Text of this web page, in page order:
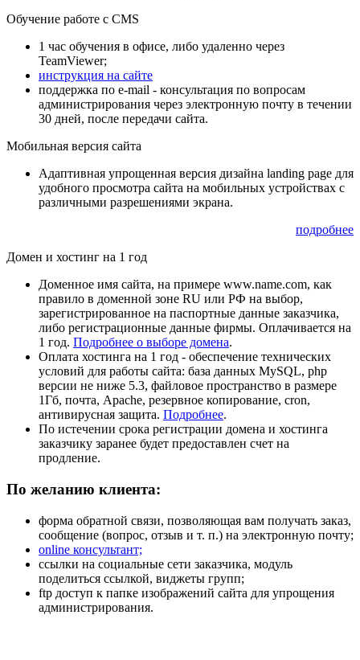
Обучение работе с CMS
1 час обучения в офисе, либо удаленно через
TeamViewer;
инструкция на сайте
поддержка по e-mail - консультация по вопросам
администрирования через электронную почту в течении
30 дней, после передачи сайта.
Мобильная версия сайта
Адаптивная упрощенная версия дизайна landing page для
удобного просмотра сайта на мобильных устройствах с
различными разрешениями экрана.
подробнее
Домен и хостинг на 1 год
Доменное имя сайта, на примере www.name.com, как
правило в доменной зоне RU или РФ на выбор,
зарегистрированное на паспортные данные заказчика,
либо регистрационные данные фирмы. Оплачивается на
1 год. Подробнее о выборе домена.
Оплата хостинга на 1 год - обеспечение технических
условий для работы сайта: база данных MySQL, php
версии не ниже 5.3, файловое пространство в размере
1Гб, почта, Apache, резервное копирование, cron,
антивирусная защита. Подробнее.
По истечении срока регистрации домена и хостинга
заказчику заранее будет предоставлен счет на
продление.
По желанию клиента:
форма обратной связи, позволяющая вам получать заказ,
сообщение (вопрос, отзыв и т. п.) на электронную почту;
online консультант;
ссылки на социальные сети заказчика, модуль
поделиться ссылкой, виджеты групп;
ftp доступ к папке изображений сайта для упрощения
администрирования.